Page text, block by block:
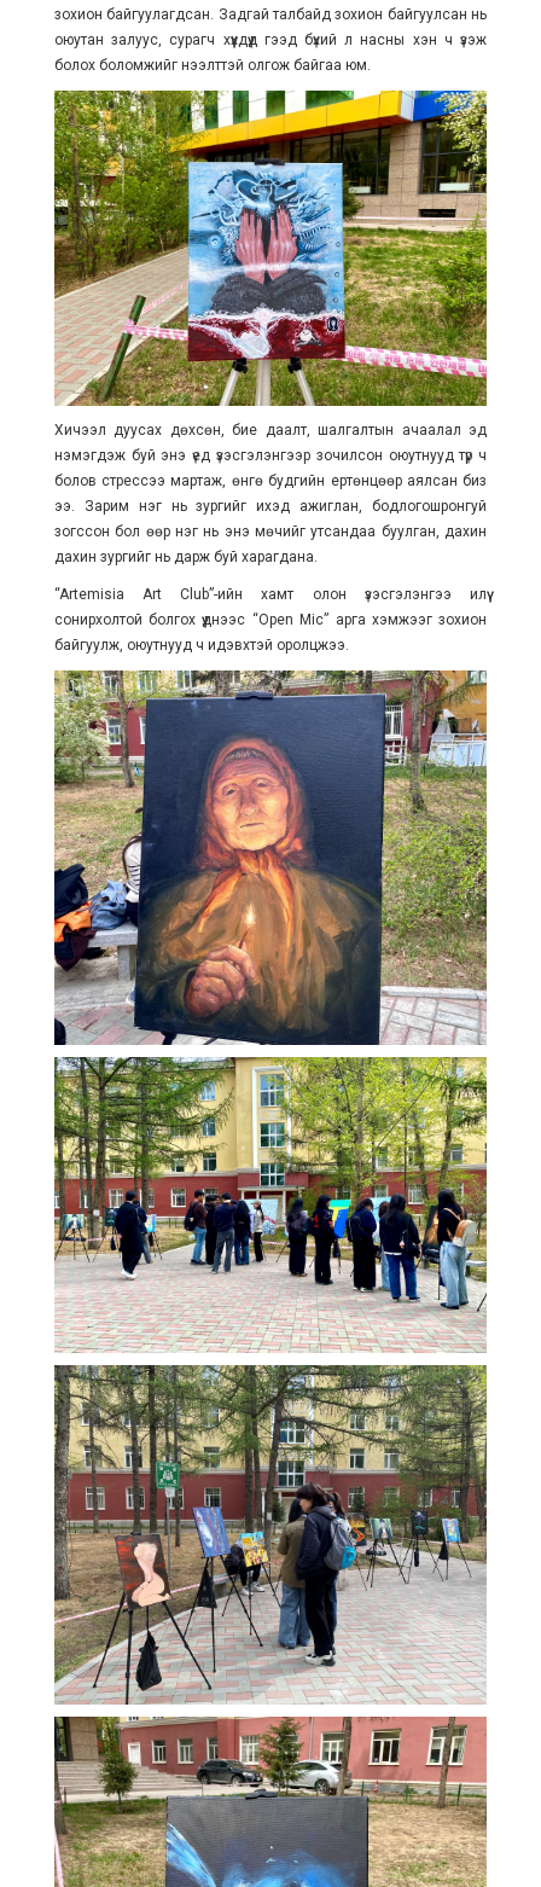
зохион байгуулагдсан. Задгай талбайд зохион байгуулсан нь
оюутан залуус, сурагч хүүхдүүд гээд бүхий л насны хэн ч үзэж
болох боломжийг нээлттэй олгож байгаа юм.
Хичээл дуусах дөхсөн, бие даалт, шалгалтын ачаалал эд
нэмэгдэж буй энэ үед үзэсгэлэнгээр зочилсон оюутнууд түр ч
болов стрессээ мартаж, өнгө будгийн ертөнцөөр аялсан биз
ээ. Зарим нэг нь зургийг ихэд ажиглан, бодлогошронгуй
зогссон бол өөр нэг нь энэ мөчийг утсандаа буулган, дахин
дахин зургийг нь дарж буй харагдана.
“Artemisia Art Club”-ийн хамт олон үзэсгэлэнгээ илүү
сонирхолтой болгох үүднээс “Open Mic” арга хэмжээг зохион
байгуулж, оюутнууд ч идэвхтэй оролцжээ.